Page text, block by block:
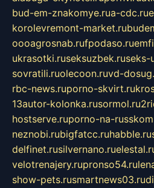
bud-em-znakomye.rua-cdc.ru
korolevremont-market.ru
oooagrosnab.rufpodaso.ru
ukrasotki.ruseksuzbek.ruseks-
sovratili.ruolecoon.ruvd-
rbc-news.ruporno-skvirt.ru
13autor-kolonka.rusormol.ru
hostserve.ruporno-na-
neznobi.rubigfatcc.ruhabble.ru
delfinet.rusilvernano.ru
velotrenajery.rupronso54.ru
show-pets.rusmartnews03.ru